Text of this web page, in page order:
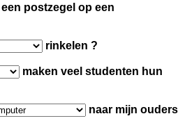
postzegel op een
rinkelen ?
maken veel studenten hun
naar mijn ouders